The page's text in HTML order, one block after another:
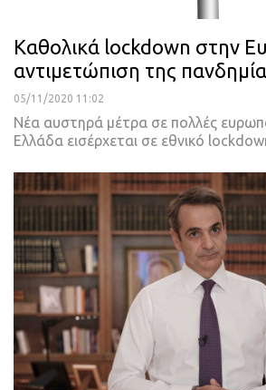
Καθολικά lockdown στην
αντιμετώπιση της
05/11/2020 11:02
Νέα αυστηρά μέτρα σε πολλές
Ελλάδα εισέρχεται σε εθνικό